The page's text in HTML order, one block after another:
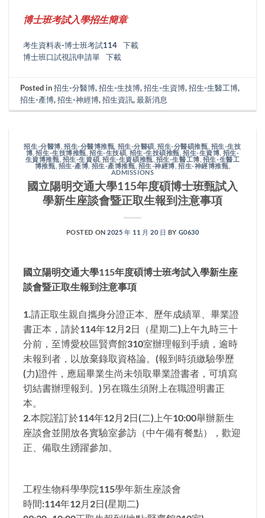
博士班考試入學招生簡章
考生資料表-博士班考試114
下載
博士班口試視訊申請單
下載
Posted in招生-分醫博,招生-生技博,招生-生資博,招生-生醫工博,
招生-產博,招生-神經博,招生資訊,最新消息
招生-分醫博 招生-分醫博推甄 招生-分醫碩 ,招生-分醫碩推甄 招生-生技
博 ,招生-生技博推甄 招生-生技碩 招生-生技碩推甄 ,招生-生資博 招生-
生資博推甄 招生-生資碩 ,招生-生資碩推甄 招生-生醫工博 招生-生醫工
博推甄 招生-產博 招生-產博推甄 招生-神經博 ,招生-神經博推甄
ADMISSIONS
國立陽明交通大學115年度碩博士班甄試入
學新生座談會暨正取生報到注意事項
POSTED ON2025 年 11 月 20 日 BY G0630
國立陽明交通大學115年度碩博士班考試入學新生座
談會暨正取生報到注意事項
1.請正取生親自攜身分證正本、歷年成績單、畢業證
書正本，請於114年12月2日（星期二)上午九時三十
分前，至博愛校區賢齊館310室辦理報到手續，逾時
未報到者，以放棄錄取資格論。(報到時須繳驗學歷
(力)證件，應屆畢業生尚未領取畢業證書者，可填寫
切結書辦理報到。)另在職生須附上在職證明書正
本。
2.本院謹訂於114年12月2日(二)上午10:00舉辦新生
座談會並開放各實驗室參訪（中午備有餐點），歡迎
正、備取生踴躍參加。
工程生物科學學院115學年新生座談會
時間:114年12月2日(星期二)